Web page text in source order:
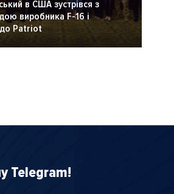
в США зустрівся з
виробника F-16 і
Patriot
Telegram!